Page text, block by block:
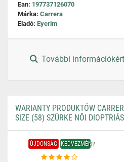
Ean: 197737126070
Márka: Carrera
Eladó: Eyerim
További
WARIANTY PRODUKTÓW
SIZE (58) SZÜRKE NŐI
ÚJDONSÁG KEDVEZMÉNY